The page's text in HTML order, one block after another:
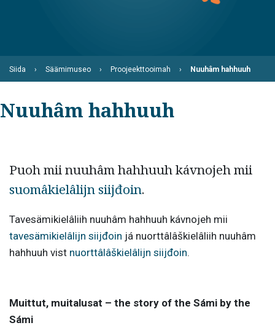
Siida Säämimuseo Proojeekttooimah Nuuhâm hahhuuh
Nuuhâm hahhuuh
Puoh mii nuuhâm hahhuuh kávnojeh mii
suomâkielâlijn siijđoin.
Tavesämikielâliih nuuhâm hahhuuh kávnojeh mii
tavesämikielâlijn siijđoin já nuorttâlâškielâliih nuuhâm
hahhuuh vist nuorttâlâškielâlijn siijđoin.
Muittut, muitalusat – the story of the Sámi by the
Sámi